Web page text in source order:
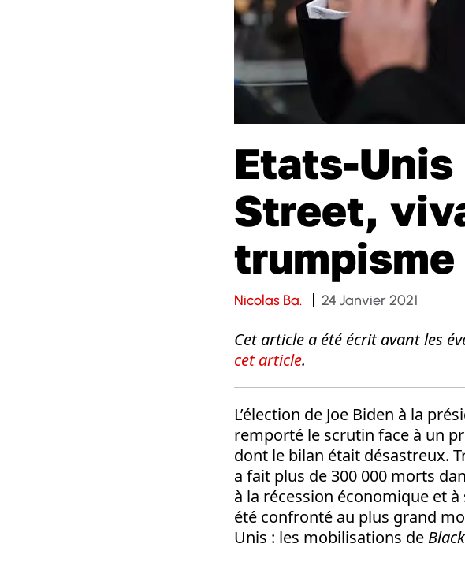
Etats-
Street,
trumpisme
Nicolas Ba. 24 Janvier 2021
Cet article a été écrit avant les
cet article.
L’élection de Joe Biden à la
remporté le scrutin face à un
dont le bilan était désastreux.
a fait plus de 300 000 morts
à la récession économique et
été confronté au plus grand
Unis : les mobilisations de Black